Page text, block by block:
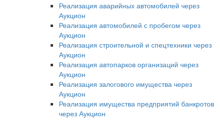
Реализация аварийных автомобилей через
Аукцион
Реализация автомобилей с пробегом через
Аукцион
Реализация строительной и спецтехники через
Аукцион
Реализация автопарков организаций через
Аукцион
Реализация залогового имущества через
Аукцион
Реализация имущества предприятий банкротов
через Аукцион